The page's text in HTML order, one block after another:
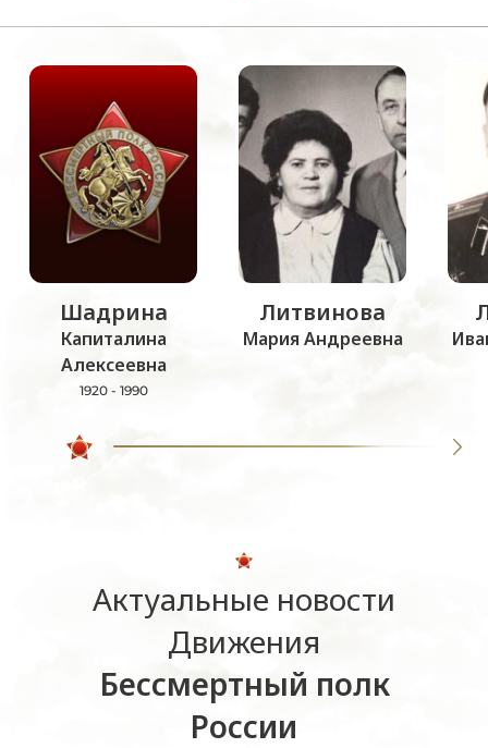
Шадрина
Капиталина
Алексеевна
1920 - 1990
Литвинова
Мария Андреевна
Актуальные новости
Движения
Бессмертный полк
России